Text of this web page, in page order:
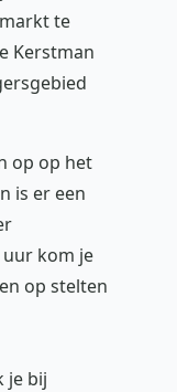
te
Kerstman
op op het
is er een
kom je
op stelten
je bij